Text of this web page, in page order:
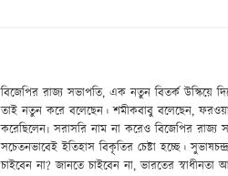
বিজেপির রাজ্য সভাপতি, এক নতুন বিতর্ক উস্কিয়ে
তাই নতুন করে বলেছেন। শমীকবাবু বলেছেন,
করেছিলেন৷ সরাসরি নাম না করেও বিজেপির রাজ্য
সচেতনভাবেই ইতিহাস বিকৃতির চেষ্টা হচ্ছে।
চাইবেন না? জানতে চাইবেন না, ভারতের